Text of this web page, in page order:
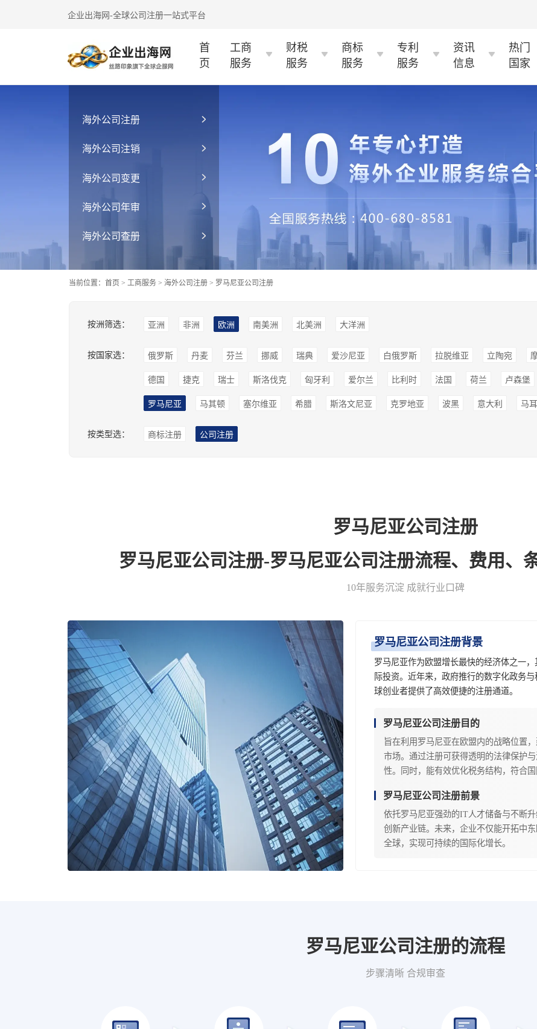
企业出海网-全球公司注册一站式平台
首
页
工商
服务
财税
服务
商标
服务
专利
服务
资讯
信息
热门
国家
海外公司注册
海外公司注销
海外公司变更
海外公司年审
海外公司查册
当前位置： 首页 > 工商服务 > 海外公司注册 > 罗马尼亚公司注册
按洲筛选： 亚洲 非洲 欧洲 南美洲 北美洲 大洋洲
按国家选： 俄罗斯 丹麦 芬兰 挪威 瑞典 爱沙尼亚 白俄罗斯 拉脱维亚 立陶宛
德国 捷克 瑞士 斯洛伐克 匈牙利 爱尔兰 比利时 法国 荷兰 卢森堡
罗马尼亚 马其顿 塞尔维亚 希腊 斯洛文尼亚 克罗地亚 波黑 意大利 马
按类型选： 商标注册 公司注册
罗马尼亚公司注册
罗马尼亚公司注册-罗马尼亚公司注册流程、费用、
10年服务沉淀 成就行业口碑
罗马尼亚公司注册背景
罗马尼亚作为欧盟增长最快的经济体之一
际投资。近年来，政府推行的数字化政务
球创业者提供了高效便捷的注册通道。
罗马尼亚公司注册目的
旨在利用罗马尼亚在欧盟内的战略位置
市场。通过注册可获得透明的法律保护
性。同时，能有效优化税务结构，符合
罗马尼亚公司注册前景
依托罗马尼亚强劲的IT人才储备与不断
创新产业链。未来，企业不仅能开拓中
全球，实现可持续的国际化增长。
罗马尼亚公司注册的流程
步骤清晰 合规审查